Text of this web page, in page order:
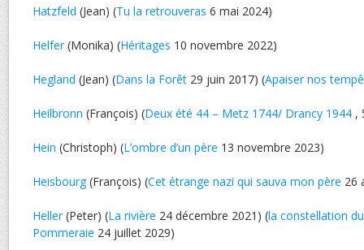
Hatzfeld (Jean) (Tu la retrouveras 6 mai 2024)
Helfer(Monika) (Héritages 10 novembre 2022)
Hegland (Jean) (Dans la Forêt 29 juin 2017) (Apaiser nos
Heilbronn (François) (Deux été 44 – Metz 1744/ Drancy 1944 ,
Hein (Christoph) (L’ombre d’un père 13 novembre 2023)
Heisbourg(François) (Cet étrange nazi qui sauva mon père 26
Heller(Peter) (La rivière 24 décembre 2021) (la constellation
Pommeraie 24 juillet 2029)